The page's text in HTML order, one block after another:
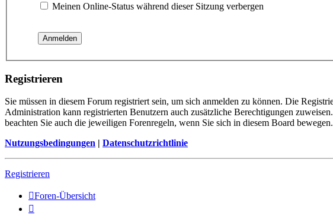
Meinen Online-Status während dieser Sitzung verbergen
Registrieren
Sie müssen in diesem Forum registriert sein, um sich anmelden zu können. Die
Administration kann registrierten Benutzern auch zusätzliche Berechtigungen
beachten Sie auch die jeweiligen Forenregeln, wenn Sie sich in diesem Board bewegen.
Nutzungsbedingungen | Datenschutzrichtlinie
Registrieren
Foren-Übersicht